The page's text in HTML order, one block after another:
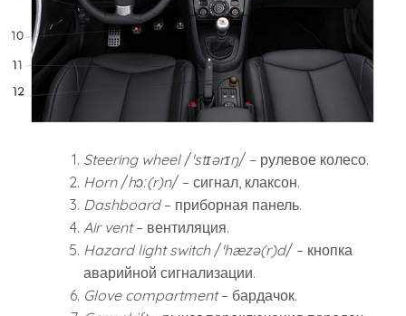
Steering wheel/ˈstɪərɪŋ/ – рулевое колесо.
Horn/hɔː(r)n/ – сигнал, клаксон.
Dashboard– приборная панель.
Air vent– вентиляция.
Hazard light switch/ˈhæzə(r)d/ – кнопка
аварийной сигнализации.
Glove compartment– бардачок.